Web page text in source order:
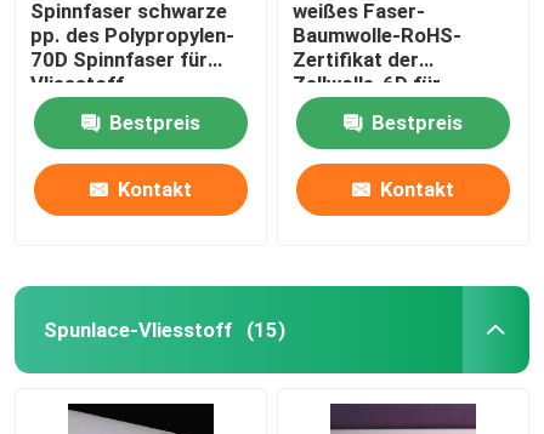
Spinnfaser schwarze
pp. des Polypropylen-
70D Spinnfaser für
Vliesstoff
Bestpreis
Kontakt
weißes Faser-
Baumwolle-RoHS-
Zertifikat der
Zellwolle-6D für
Teppich
Bestpreis
Kontakt
Spunlace-Vliesstoff (15)